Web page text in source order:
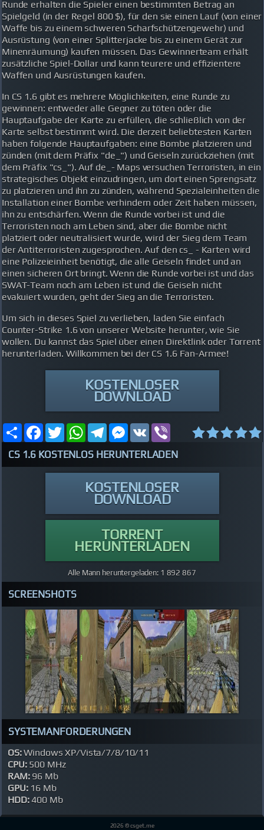
Runde erhalten die Spieler einen bestimmten Betrag an
Spielgeld (in der Regel 800 $), für den sie einen Lauf (von einer
Waffe bis zu einem schweren Scharfschützengewehr) und
Ausrüstung (von einer Splitterjacke bis zu einem Gerät zur
Minenräumung) kaufen müssen. Das Gewinnerteam erhält
zusätzliche Spiel-Dollar und kann teurere und effizientere
Waffen und Ausrüstungen kaufen.
In CS 1.6 gibt es mehrere Möglichkeiten, eine Runde zu
gewinnen: entweder alle Gegner zu töten oder die
Hauptaufgabe der Karte zu erfüllen, die schließlich von der
Karte selbst bestimmt wird. Die derzeit beliebtesten Karten
haben folgende Hauptaufgaben: eine Bombe platzieren und
zünden (mit dem Präfix "de_") und Geiseln zurückziehen (mit
dem Präfix "cs_"). Auf de_- Maps versuchen Terroristen, in ein
strategisches Objekt einzudringen, um dort einen Sprengsatz
zu platzieren und ihn zu zünden, während Spezialeinheiten die
Installation einer Bombe verhindern oder Zeit haben müssen,
ihn zu entschärfen. Wenn die Runde vorbei ist und die
Terroristen noch am Leben sind, aber die Bombe nicht
platziert oder neutralisiert wurde, wird der Sieg dem Team
der Antiterroristen zugesprochen. Auf den cs_ - Karten wird
eine Polizeieinheit benötigt, die alle Geiseln findet und an
einen sicheren Ort bringt. Wenn die Runde vorbei ist und das
SWAT-Team noch am Leben ist und die Geiseln nicht
evakuiert wurden, geht der Sieg an die Terroristen.
Um sich in dieses Spiel zu verlieben, laden Sie einfach
Counter-Strike 1.6 von unserer Website herunter, wie Sie
wollen. Du kannst das Spiel über einen Direktlink oder Torrent
herunterladen. Willkommen bei der CS 1.6 Fan-Armee!
KOSTENLOSER
DOWNLOAD
ShareFacebook
TwitterWhatsAppTelegramMessenger
VK
CS 1.6 KOSTENLOS HERUNTERLADEN
KOSTENLOSER
DOWNLOAD
TORRENT
HERUNTERLADEN
Alle Mann heruntergeladen: 1 892 867
SCREENSHOTS
SYSTEMANFORDERUNGEN
OS:Windows XP/Vista/7/8/10/11
CPU:500 MHz
RAM:96 Mb
GPU:16 Mb
HDD:400 Mb
2026 © csget.me